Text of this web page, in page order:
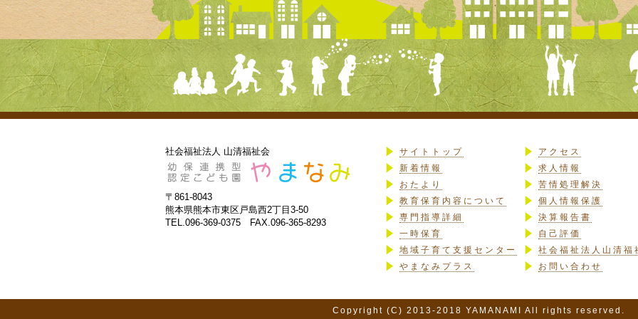
社会福祉法人 山清福祉会
〒861-8043
熊本県熊本市東区戸島西2丁目3-50
TEL.096-369-0375 FAX.096-365-8293
サイトトップ
新着情報
おたより
教育保育内容について
専門指導詳細
一時保育
地域子育て支援センター
やまなみプラス
アクセス
求人情報
苦情処理解決
個人情報保護
決算報告書
自己評価
社会福祉法人山清福
お問い合わせ
Copyright (C) 2013-2018 YAMANAMI All rights reserved.